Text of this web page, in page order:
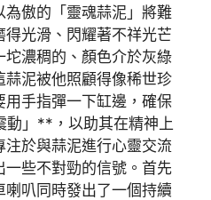
傲的「靈魂蒜泥」將難
光滑、閃耀著不祥光芒
濃稠的、顏色介於灰綠
泥被他照顧得像稀世珍
手指彈一下缸邊，確保
動」**，以助其在精神上
於與蒜泥進行心靈交流
一些不對勁的信號。首先
叭同時發出了一個持續